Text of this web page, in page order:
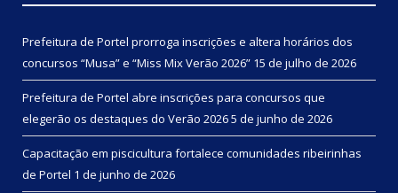
Prefeitura de Portel prorroga inscrições e altera horários dos
concursos “Musa” e “Miss Mix Verão 2026” 15 de julho de 2026
Prefeitura de Portel abre inscrições para concursos que
elegerão os destaques do Verão 20265 de junho de 2026
Capacitação em piscicultura fortalece comunidades ribeirinhas
de Portel 1 de junho de 2026